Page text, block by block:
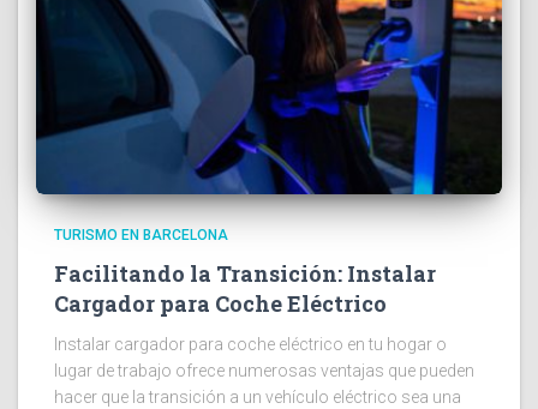
TURISMO EN BARCELONA
Facilitando la Transición: Instalar
Cargador para Coche Eléctrico
Instalar cargador para coche eléctrico en tu hogar o
lugar de trabajo ofrece numerosas ventajas que pueden
hacer que la transición a un vehículo eléctrico sea una